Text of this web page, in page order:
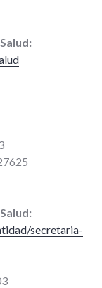
secretaria-